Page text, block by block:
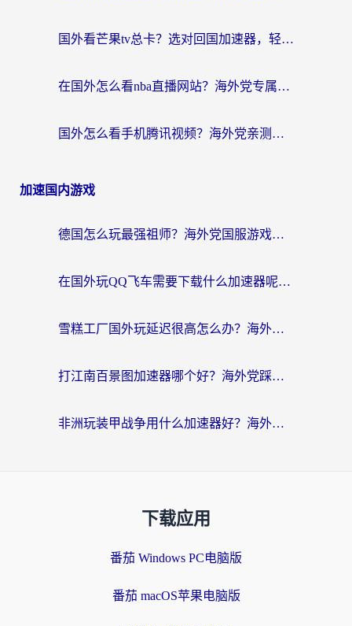
国外看芒果tv总卡？选对回国加速器，轻松追《浪姐》不费劲
在国外怎么看nba直播网站？海外党专属体育观赛指南，告别地区限制！
国外怎么看手机腾讯视频？海外党亲测有效的追剧加速器选择指南
加速国内游戏
德国怎么玩最强祖师？海外党国服游戏加速器选择全攻略（附宝可梦Online实测）
在国外玩QQ飞车需要下载什么加速器呢？海外党亲测有效的国服游戏加速指南
雪糕工厂国外玩延迟很高怎么办？海外玩家国服游戏加速终极攻略（附实测推荐）
打江南百景图加速器哪个好？海外党踩坑N次后，终于找到不卡的秘诀
非洲玩装甲战争用什么加速器好？海外党亲测有效的国服游戏加速方案
下载应用
番茄 Windows PC电脑版
番茄 macOS苹果电脑版